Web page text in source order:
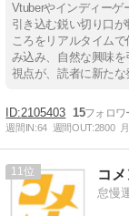
Vtuberやインディーゲ
引き込む鋭い切り口
ころをリアルタイム
み込み、自然な興味
視点が、読者に新たな
2105403 15
週間IN:64 週間OUT:2800
11 コ
怠慢